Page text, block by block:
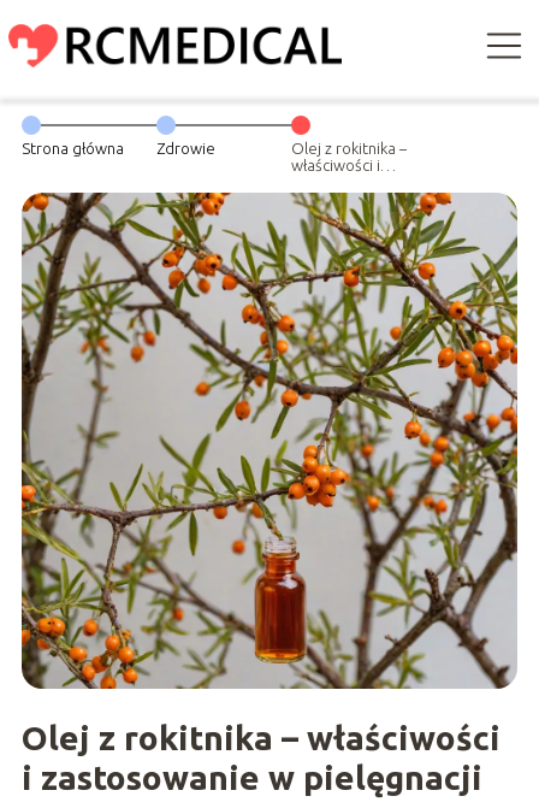
Strona główna Zdrowie
Olej z rokitnika –
właściwości i
pielęgnacji
Olej z rokitnika – właściwości
i zastosowanie w pielęgnacji